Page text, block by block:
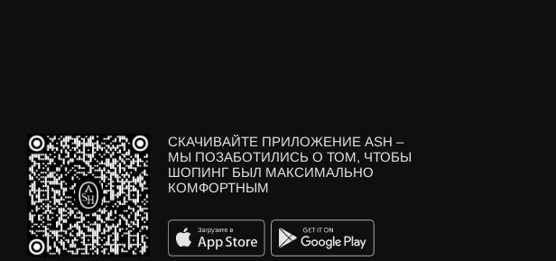
СКАЧИВАЙТЕ ПРИЛОЖЕНИЕ ASH –
МЫ ПОЗАБОТИЛИСЬ О ТОМ, ЧТОБЫ
ШОПИНГ БЫЛ МАКСИМАЛЬНО
КОМФОРТНЫМ